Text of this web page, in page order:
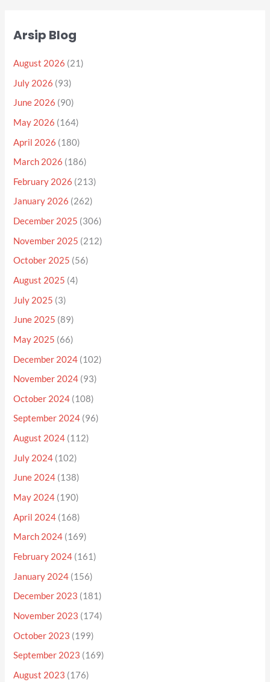
Arsip Blog
August 2026 (21)
July 2026 (93)
June 2026 (90)
May 2026 (164)
April 2026 (180)
March 2026 (186)
February 2026 (213)
January 2026 (262)
December 2025 (306)
November 2025 (212)
October 2025 (56)
August 2025 (4)
July 2025 (3)
June 2025 (89)
May 2025 (66)
December 2024 (102)
November 2024 (93)
October 2024 (108)
September 2024 (96)
August 2024 (112)
July 2024 (102)
June 2024 (138)
May 2024 (190)
April 2024 (168)
March 2024 (169)
February 2024 (161)
January 2024 (156)
December 2023 (181)
November 2023 (174)
October 2023 (199)
September 2023 (169)
August 2023 (176)